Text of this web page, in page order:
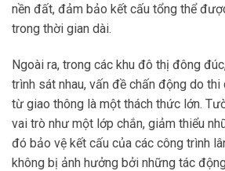
nền đất, đảm bảo kết cấu tổng thể
trong thời gian dài.
Ngoài ra, trong các khu đô thị đông
trình sát nhau, vấn đề chấn động do
từ giao thông là một thách thức lớn.
vai trò như một lớp chắn, giảm thiểu
đó bảo vệ kết cấu của các công trình
không bị ảnh hưởng bởi những tác